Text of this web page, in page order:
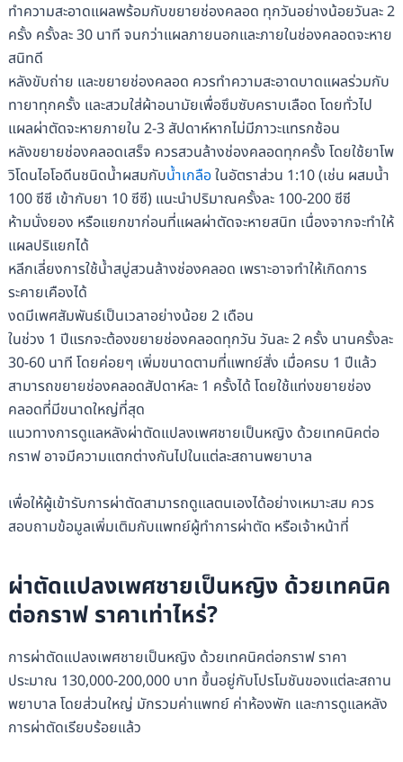
ทำความสะอาดแผลพร้อมกับขยายช่องคลอด ทุกวันอย่างน้อยวันละ 2
ครั้ง ครั้งละ 30 นาที จนกว่าแผลภายนอกและภายในช่องคลอดจะหาย
สนิทดี
หลังขับถ่าย และขยายช่องคลอด ควรทำความสะอาดบาดแผลร่วมกับ
ทายาทุกครั้ง และสวมใส่ผ้าอนามัยเพื่อซึมซับคราบเลือด โดยทั่วไป
แผลผ่าตัดจะหายภายใน 2-3 สัปดาห์หากไม่มีภาวะแทรกซ้อน
หลังขยายช่องคลอดเสร็จ ควรสวนล้างช่องคลอดทุกครั้ง โดยใช้ยาโพ
วิโดนไอโอดีนชนิดน้ำผสมกับน้ำเกลือในอัตราส่วน 1:10 (เช่น ผสมน้ำ
100 ซีซี เข้ากับยา 10 ซีซี) แนะนำปริมาณครั้งละ 100-200 ซีซี
ห้ามนั่งยอง หรือแยกขาก่อนที่แผลผ่าตัดจะหายสนิท เนื่องจากจะทำให้
แผลปริแยกได้
หลีกเลี่ยงการใช้น้ำสบู่สวนล้างช่องคลอด เพราะอาจทำให้เกิดการ
ระคายเคืองได้
งดมีเพศสัมพันธ์เป็นเวลาอย่างน้อย 2 เดือน
ในช่วง 1 ปีแรกจะต้องขยายช่องคลอดทุกวัน วันละ 2 ครั้ง นานครั้งละ
30-60 นาที โดยค่อยๆ เพิ่มขนาดตามที่แพทย์สั่ง เมื่อครบ 1 ปีแล้ว
สามารถขยายช่องคลอดสัปดาห์ละ 1 ครั้งได้ โดยใช้แท่งขยายช่อง
คลอดที่มีขนาดใหญ่ที่สุด
แนวทางการดูแลหลังผ่าตัดแปลงเพศชายเป็นหญิง ด้วยเทคนิคต่อ
กราฟ อาจมีความแตกต่างกันไปในแต่ละสถานพยาบาล
เพื่อให้ผู้เข้ารับการผ่าตัดสามารถดูแลตนเองได้อย่างเหมาะสม ควร
สอบถามข้อมูลเพิ่มเติมกับแพทย์ผู้ทำการผ่าตัด หรือเจ้าหน้าที่
ผ่าตัดแปลงเพศชายเป็นหญิง ด้วยเทคนิค
ต่อกราฟ ราคาเท่าไหร่?
การผ่าตัดแปลงเพศชายเป็นหญิง ด้วยเทคนิคต่อกราฟ ราคา
ประมาณ 130,000-200,000 บาท ขึ้นอยู่กับโปรโมชันของแต่ละสถาน
พยาบาล โดยส่วนใหญ่ มักรวมค่าแพทย์ ค่าห้องพัก และการดูแลหลัง
การผ่าตัดเรียบร้อยแล้ว